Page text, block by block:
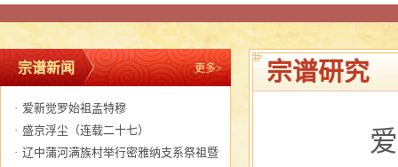
宗谱新闻 更多>
· 爱新觉罗始祖孟特穆
· 盛京浮尘（连载二十七）
· 辽中蒲河满族村举行密雅纳支系祭祖暨
宗谱研究